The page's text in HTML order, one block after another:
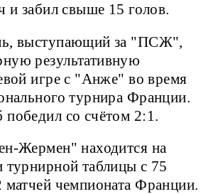
и забил свыше 15 голов.
выступающий за "ПСЖ",
результативную
игре с "Анже" во время
турнира Франции.
со счётом 2:1.
Жермен" находится на
турнирной таблицы с 75
матчей чемпионата Франции.